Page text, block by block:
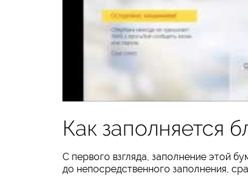
Как заполняется
С первого взгляда, заполнение этой
до непосредственного заполнения,